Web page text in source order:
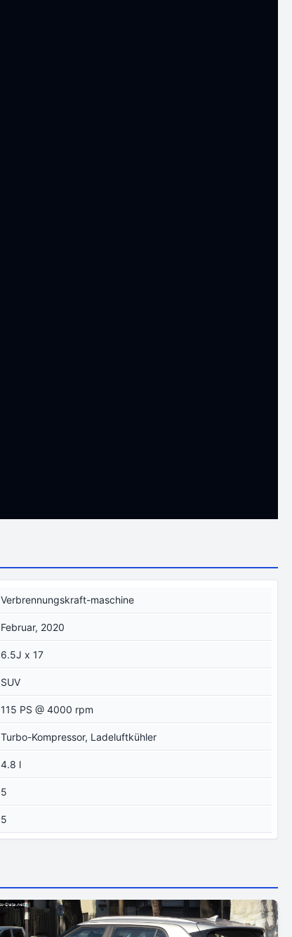
Verbrennungskraft-maschine
Februar, 2020
6.5J x 17
SUV
115 PS @ 4000 rpm
Turbo-Kompressor, Ladeluftkühler
4.8 l
5
5